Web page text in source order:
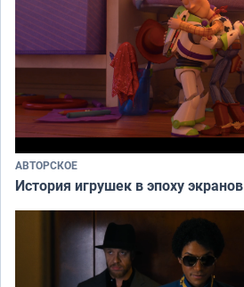
АВТОРСКОЕ
История игрушек в эпоху экранов